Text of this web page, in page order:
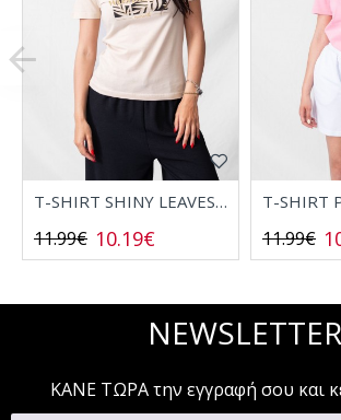
T-SHIRT SHINY LEAVES 2532006
10.19€
11.99€ 11.99€
NEWSLETTER
ΚΑΝΕ ΤΩΡΑ την εγγραφή σου και